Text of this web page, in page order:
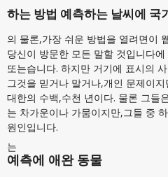
하는 방법 예측하는 날씨에 국
의 물론,가장 쉬운 방법을 열려면이
당신이 방문한 모든 말할 것입니다
또는습니다. 하지만 거기에 표시의
그것을 믿거나 말거나,개인 문제이
대한의 수백,수천 년이다. 물론 그들
는 차가운이나 가뭄이지만,그들 중
원인입니다.
는
예측에 애완 동물